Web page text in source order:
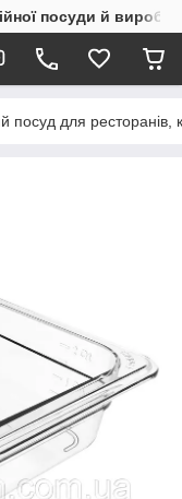
посуди й виробів
посуд для ресторанів,